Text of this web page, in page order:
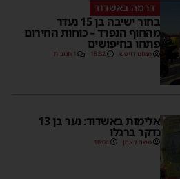
דרמה באשדוד
בחור ישיבה בן 15 נעדר
מהחוף הנפרד – כוחות החירום
פתחו בחיפושים
מנחם דויטש 18:32 1 תגובות
אלימות באשדוד: נער בן 13
נדקר ברגלו
משה קאהן 18:04